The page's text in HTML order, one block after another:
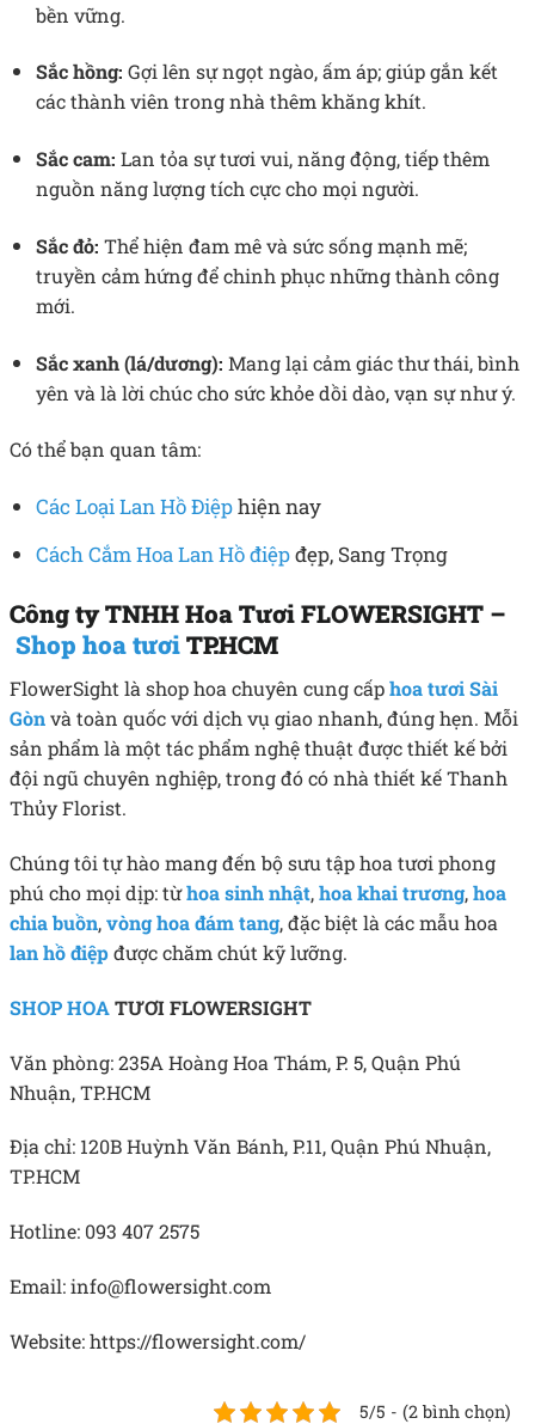
bền vững.
Sắc hồng: Gợi lên sự ngọt ngào, ấm áp; giúp gắn kết
các thành viên trong nhà thêm khăng khít.
Sắc cam: Lan tỏa sự tươi vui, năng động, tiếp thêm
nguồn năng lượng tích cực cho mọi người.
Sắc đỏ: Thể hiện đam mê và sức sống mạnh mẽ;
truyền cảm hứng để chinh phục những thành công
mới.
Sắc xanh (lá/dương): Mang lại cảm giác thư thái, bình
yên và là lời chúc cho sức khỏe dồi dào, vạn sự như ý.
Có thể bạn quan tâm:
Các Loại Lan Hồ Điệphiện nay
Cách Cắm Hoa Lan Hồ điệpđẹp, Sang Trọng
Công ty TNHH Hoa Tươi FLOWERSIGHT –
Shop hoa tươiTP.HCM
FlowerSight là shop hoa chuyên cung cấphoa tươi Sài
Gònvà toàn quốc với dịch vụ giao nhanh, đúng hẹn. Mỗi
sản phẩm là một tác phẩm nghệ thuật được thiết kế bởi
đội ngũ chuyên nghiệp, trong đó có nhà thiết kế Thanh
Thủy Florist.
Chúng tôi tự hào mang đến bộ sưu tập hoa tươi phong
phú cho mọi dịp: từhoa sinh nhật,hoa khai trương,hoa
chia buồn,vòng hoa đám tang, đặc biệt là các mẫu hoa
lan hồ điệpđược chăm chút kỹ lưỡng.
SHOP HOATƯƠI FLOWERSIGHT
Văn phòng: 235A Hoàng Hoa Thám, P. 5, Quận Phú
Nhuận, TP.HCM
Địa chỉ: 120B Huỳnh Văn Bánh, P.11, Quận Phú Nhuận,
TP.HCM
Hotline: 093 407 2575
Email: info@flowersight.com
Website: https://flowersight.com/
5/5 - (2 bình chọn)